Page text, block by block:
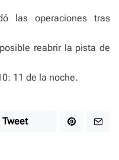
las operaciones tras
reabrir la pista de
11 de la noche.
Tweet